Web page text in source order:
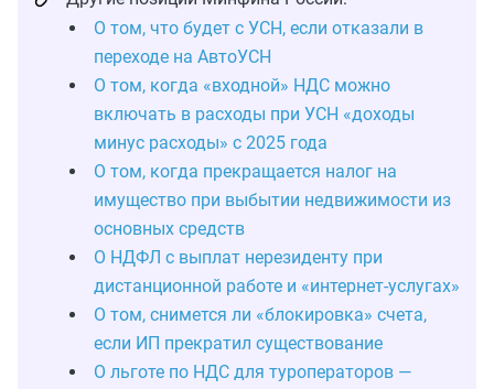
О том, что будет с УСН, если отказали в
переходе на АвтоУСН
О том, когда «входной» НДС можно
включать в расходы при УСН «доходы
минус расходы» с 2025 года
О том, когда прекращается налог на
имущество при выбытии недвижимости из
основных средств
О НДФЛ с выплат нерезиденту при
дистанционной работе и «интернет-услугах»
О том, снимется ли «блокировка» счета,
если ИП прекратил существование
О льготе по НДС для туроператоров —